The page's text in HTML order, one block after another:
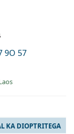
9O 57
KA DIOPTRITEGA